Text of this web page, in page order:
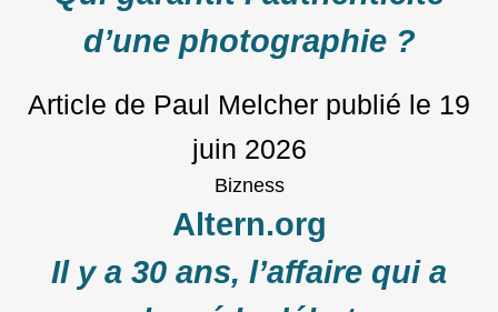
d’une photographie ?
Article de Paul Melcher publié le 19
juin 2026
Bizness
Altern.org
Il y a 30 ans, l’affaire qui a